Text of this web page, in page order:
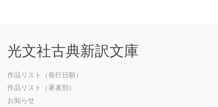
光文社古典新訳文庫
作品リスト（発行日順）
作品リスト（著者別）
お知らせ